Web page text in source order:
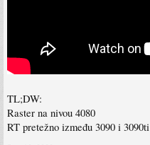
TL;DW:
Raster na nivou 4080
RT pretežno između 3090 i 3090ti